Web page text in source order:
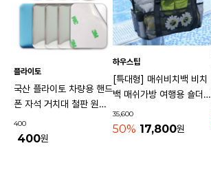
플라이토
국산 플라이토 차량용 핸드
폰 자석 거치대 철판 원형
사각 40mm
400
400원
하우스팁
[특대형] 매쉬비치백 비치
백 매쉬가방 여행용 숄더백
물놀이가방 수영가방 물빠
지는가방
35,600
50% 17,800원